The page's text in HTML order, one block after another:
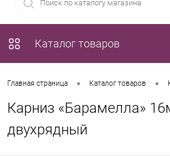
Каталог товаров
Главная страница • Каталог товаров •
Карниз «Барамелла»
двухрядный